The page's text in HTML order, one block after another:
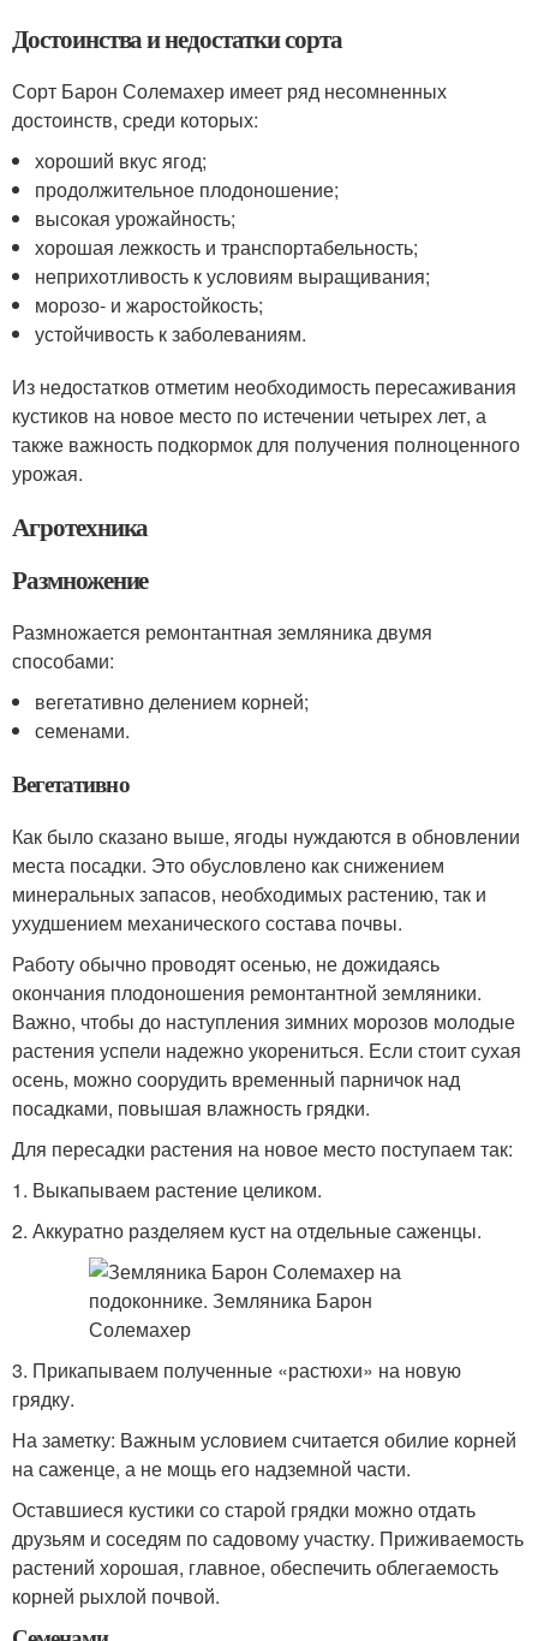
Достоинства и недостатки сорта
Сорт Барон Солемахер имеет ряд несомненных
достоинств, среди которых:
хороший вкус ягод;
продолжительное плодоношение;
высокая урожайность;
хорошая лежкость и транспортабельность;
неприхотливость к условиям выращивания;
морозо- и жаростойкость;
устойчивость к заболеваниям.
Из недостатков отметим необходимость пересаживания
кустиков на новое место по истечении четырех лет, а
также важность подкормок для получения полноценного
урожая.
Агротехника
Размножение
Размножается ремонтантная земляника двумя
способами:
вегетативно делением корней;
семенами.
Вегетативно
Как было сказано выше, ягоды нуждаются в обновлении
места посадки. Это обусловлено как снижением
минеральных запасов, необходимых растению, так и
ухудшением механического состава почвы.
Работу обычно проводят осенью, не дожидаясь
окончания плодоношения ремонтантной земляники.
Важно, чтобы до наступления зимних морозов молодые
растения успели надежно укорениться. Если стоит сухая
осень, можно соорудить временный парничок над
посадками, повышая влажность грядки.
Для пересадки растения на новое место поступаем так:
1. Выкапываем растение целиком.
2. Аккуратно разделяем куст на отдельные саженцы.
3. Прикапываем полученные «растюхи» на новую
грядку.
На заметку: Важным условием считается обилие корней
на саженце, а не мощь его надземной части.
Оставшиеся кустики со старой грядки можно отдать
друзьям и соседям по садовому участку. Приживаемость
растений хорошая, главное, обеспечить облегаемость
корней рыхлой почвой.